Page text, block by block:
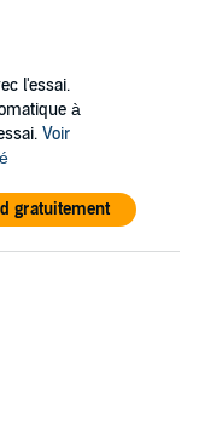
l'essai.
à
Voir
gratuitement